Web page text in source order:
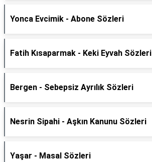
Yonca Evcimik - Abone Sözleri
Fatih Kısaparmak - Keki Eyvah Sözleri
Bergen - Sebepsiz Ayrılık Sözleri
Nesrin Sipahi - Aşkın Kanunu Sözleri
Yaşar - Masal Sözleri